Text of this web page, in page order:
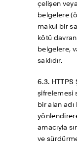
çelişen
belgelere
makul bir
kötü
belgelere,
saklıdır.
6.3.
şifrelemesi
bir alan
amacıyla
ve